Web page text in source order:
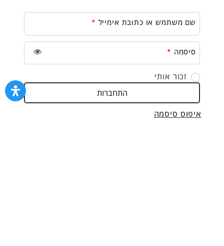
שם משתמש או כתובת אימייל *
סיסמה *
זכור אותי
התחברות
איפוס סיסמה